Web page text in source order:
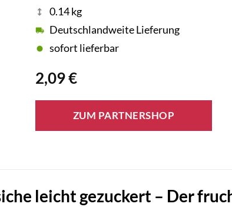
2,09€
0.14 kg
Deutschlandweite Lieferung
sofort lieferbar
ZUM PARTNERSHOP
leicht gezuckert – Der